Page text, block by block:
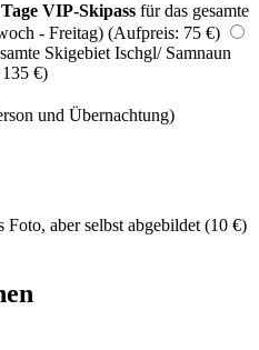
VIP-Skipass für das gesamte
- Freitag) (Aufpreis: 75 €)
Skigebiet Ischgl/ Samnaun
€)
und Übernachtung)
Foto, aber selbst abgebildet (10 €)